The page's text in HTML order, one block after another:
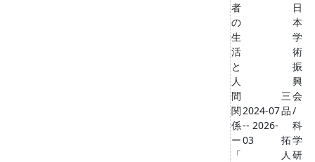
者
の
生
活
と
人
間
関
係
ー
「
2024-07
-- 2026-
03
三
品
拓
人
日
本
学
術
振
興
会
/
科
学
研